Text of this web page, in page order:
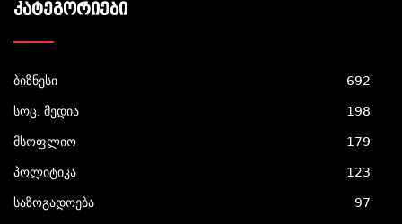
ᲙᲐᲢᲔᲒᲝᲠᲘᲔᲑᲘ
ბიზნესი 692
სოც. მედია 198
მსოფლიო 179
პოლიტიკა 123
საზოგადოება 97